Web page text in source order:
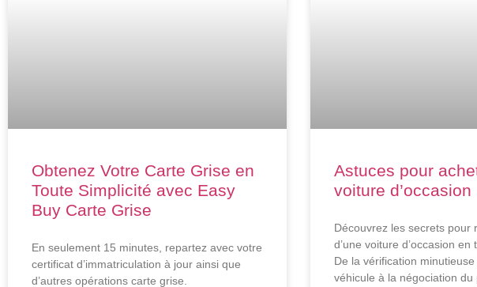
Obtenez Votre Carte Grise en
Toute Simplicité avec Easy
Buy Carte Grise
En seulement 15 minutes, repartez avec votre
certificat d’immatriculation à jour ainsi que
d’autres opérations carte grise.
Astuces pour
voiture d’occasion
Découvrez les secrets pour
d’une voiture d’occasion
De la vérification minutieuse
véhicule à la négociation du